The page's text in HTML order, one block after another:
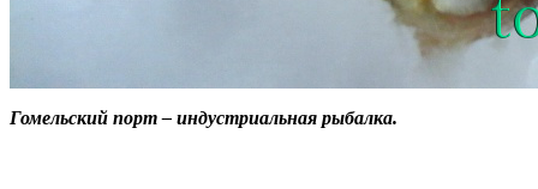
Гомельский порт – индустриальная рыбалка.